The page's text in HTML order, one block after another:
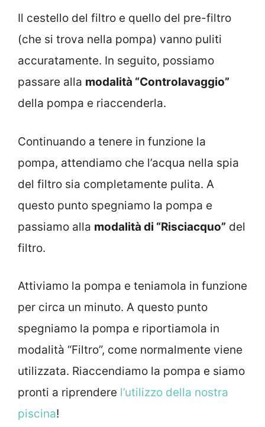
Il cestello del filtro e quello del pre-filtro
(che si trova nella pompa) vanno puliti
accuratamente. In seguito, possiamo
passare alla modalità “Controlavaggio”
della pompa e riaccenderla.
Continuando a tenere in funzione la
pompa, attendiamo che l’acqua nella spia
del filtro sia completamente pulita. A
questo punto spegniamo la pompa e
passiamo alla modalità di “Risciacquo” del
filtro.
Attiviamo la pompa e teniamola in funzione
per circa un minuto. A questo punto
spegniamo la pompa e riportiamola in
modalità “Filtro”, come normalmente viene
utilizzata. Riaccendiamo la pompa e siamo
pronti a riprendere l’utilizzo della nostra
piscina!